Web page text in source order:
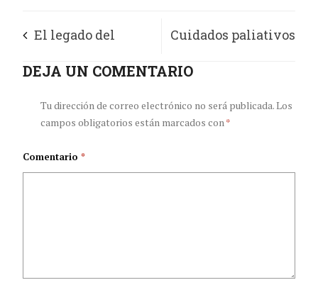
El legado del
asbesto en Colombia:
una tragedia
sigue costando vidas
Cuidados paliativos
Colombia, un
ética del cuidado
DEJA UN COMENTARIO
Tu dirección de correo electrónico no será publicada.Los
campos obligatorios están marcados con*
Comentario*